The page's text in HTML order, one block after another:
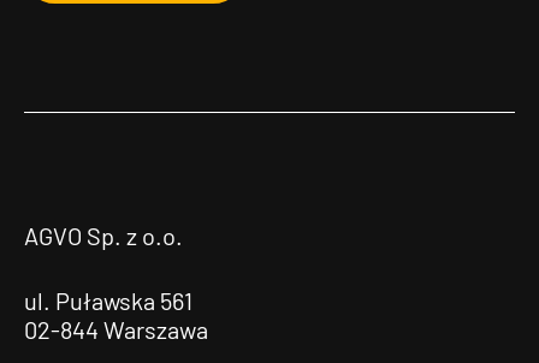
AGVO Sp. z o.o.
ul. Puławska 561
02-844 Warszawa